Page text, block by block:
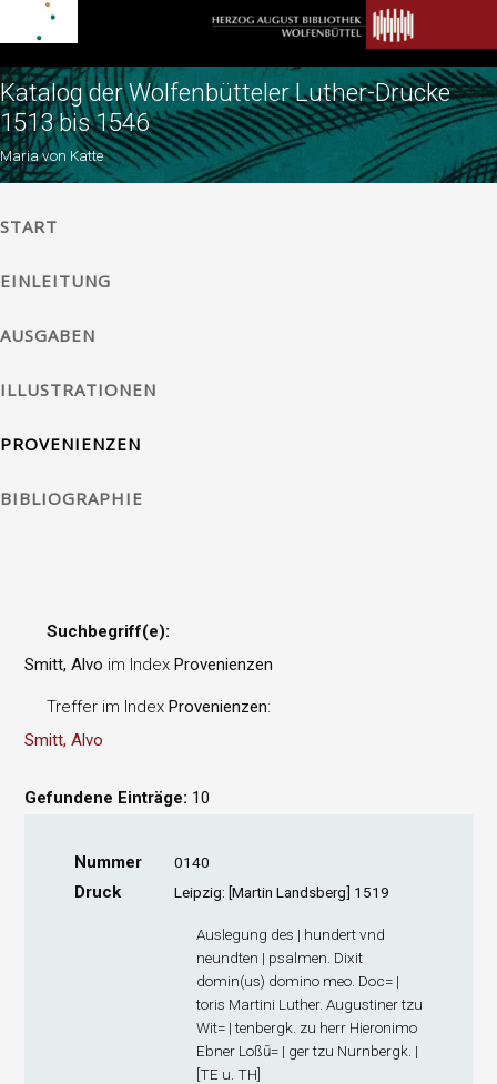
Katalog der Wolfenbütteler Luther-Drucke
1513 bis 1546
Maria von Katte
START
EINLEITUNG
AUSGABEN
ILLUSTRATIONEN
PROVENIENZEN
BIBLIOGRAPHIE
Suchbegriff(e):
Smitt, Alvo im IndexProvenienzen
Treffer im IndexProvenienzen:
Smitt, Alvo
Gefundene Einträge: 10
Nummer 0140
Druck Leipzig: [Martin Landsberg] 1519
Auslegung des | hundert vnd
neundten | psalmen. Dixit
domin(us) domino meo. Doc= |
toris Martini Luther. Augustiner tzu
Wit= | tenbergk. zu herr Hieronimo
Ebner Loßū= | ger tzu Nurnbergk. |
[TE u. TH]